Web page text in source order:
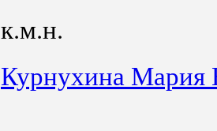
к.м.н.
Курнухина Мария